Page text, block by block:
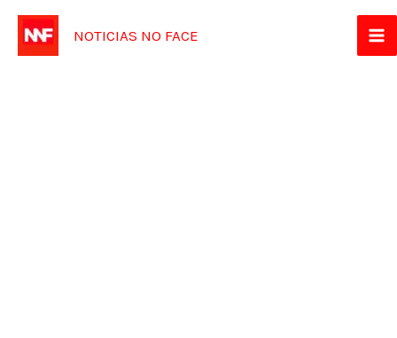
para
NOTICIAS NO FACE